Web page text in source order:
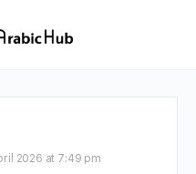
2026 at 7:49 pm